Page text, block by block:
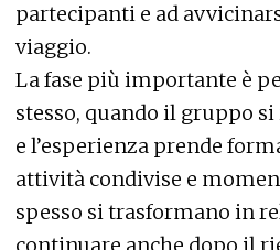
partecipanti e ad
viaggio.
La fase più importante è
stesso, quando il gruppo
e l’esperienza prende
attività condivise e
spesso si trasformano in